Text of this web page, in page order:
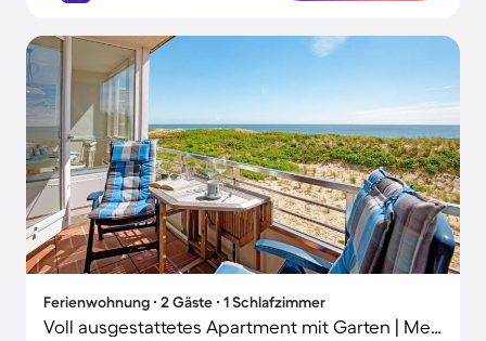
Ferienwohnung ∙ 2 Gäste ∙ 1 Schlafzimmer
Voll ausgestattetes Apartment mit Garten | Meerblick | Neben dem Strand | Haustiere sind willkommen